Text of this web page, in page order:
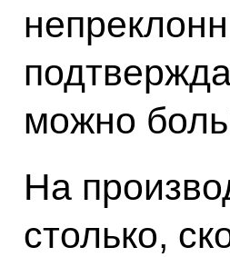
можно
На
столько,